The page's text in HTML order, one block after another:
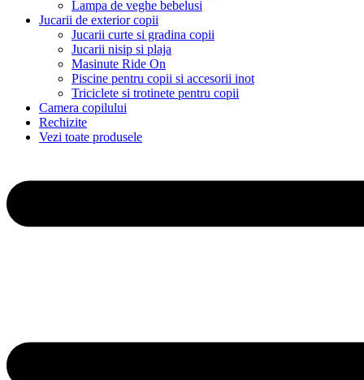
Lampa de veghe bebelusi
Jucarii de exterior copii
Jucarii curte si gradina copii
Jucarii nisip si plaja
Masinute Ride On
Piscine pentru copii si accesorii inot
Triciclete si trotinete pentru copii
Camera copilului
Rechizite
Vezi toate produsele